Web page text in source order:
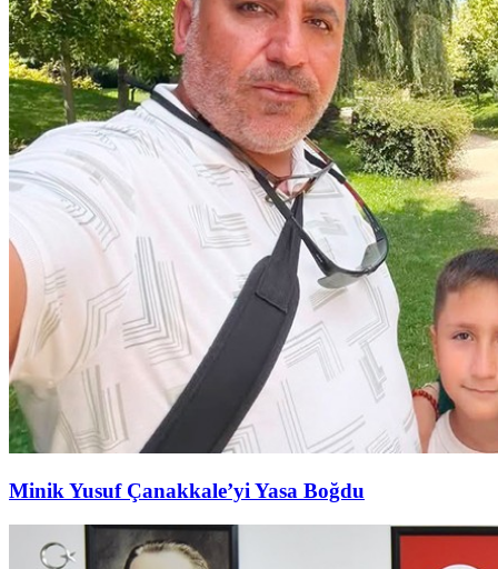
Minik Yusuf Çanakkale’yi Yasa Boğdu